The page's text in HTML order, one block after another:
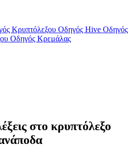
Κρυπτόλεξου Οδηγός Hive Οδηγός
Οδηγός Κρεμάλας
στο κρυπτόλεξο